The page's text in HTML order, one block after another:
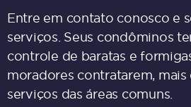
Entre em contato conosco e
serviços. Seus condôminos
controle de baratas e
moradores contratarem,
serviços das áreas comuns.